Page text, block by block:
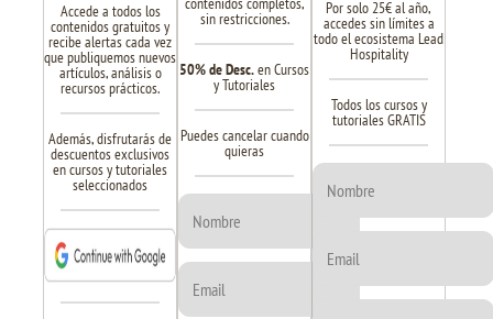
Accede a todos los
contenidos gratuitos y
recibe alertas cada vez
que publiquemos nuevos
artículos, análisis o
recursos prácticos.
Además, disfrutarás de
descuentos exclusivos
en cursos y tutoriales
seleccionados
sin restricciones.
50% de Desc.en Cursos
y Tutoriales
Puedes cancelar cuando
quieras
Por solo 25€ al año,
accedes sin límites a
todo el ecosistema Lead
Hospitality
Todos los cursos y
tutoriales GRATIS